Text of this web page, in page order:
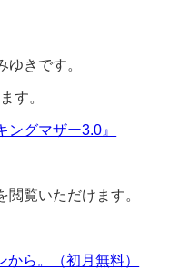
きです。
す。
グマザー3.0』
覧いただけます。
ら。（初月無料）